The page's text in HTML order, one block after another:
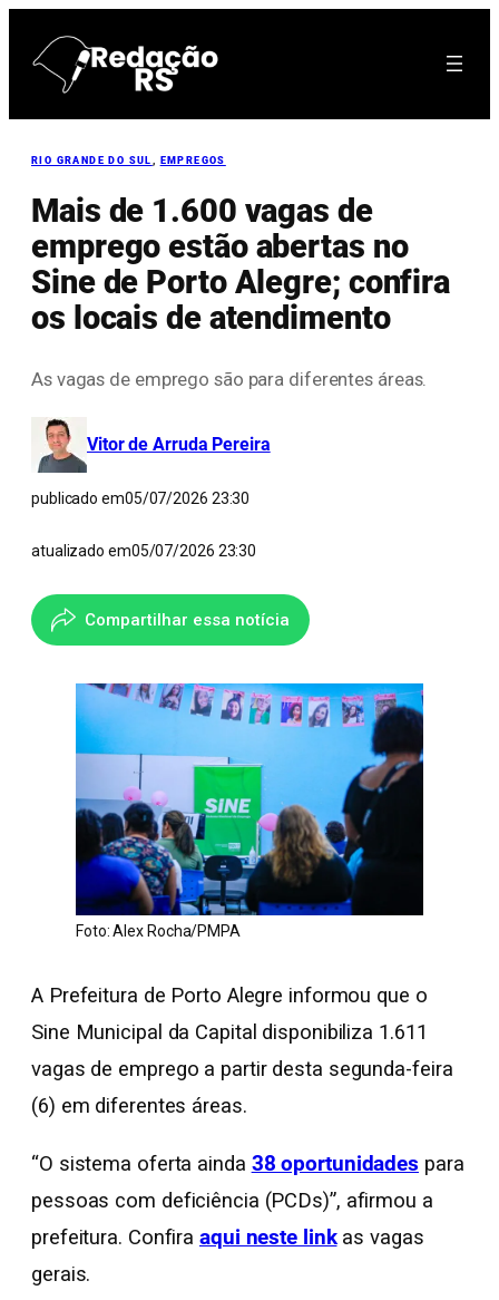
para
RIO GRANDE DO SUL , EMPREGOS
Mais de 1.600 vagas de
emprego estão abertas no
Sine de Porto Alegre; confira
os locais de atendimento
As vagas de emprego são para diferentes áreas.
Vitor de Arruda Pereira
publicado em05/07/2026 23:30
atualizado em05/07/2026 23:30
Compartilhar essa notícia
Foto: Alex Rocha/PMPA
A Prefeitura de Porto Alegre informou que o
Sine Municipal da Capital disponibiliza 1.611
vagas de emprego a partir desta segunda-feira
(6) em diferentes áreas.
“O sistema oferta ainda 38 oportunidades para
pessoas com deficiência (PCDs)”, afirmou a
prefeitura. Confira aqui neste linkas vagas
gerais.